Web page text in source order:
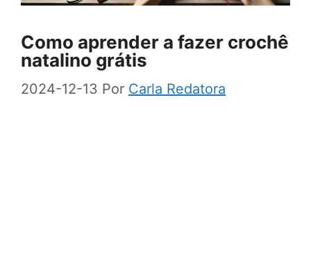
Como aprender a fazer crochê
natalino grátis
2024-12-13 Por Carla Redatora